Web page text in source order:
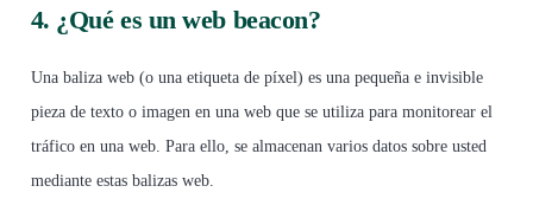
4. ¿Qué es un web beacon?
Una baliza web (o una etiqueta de píxel) es una pequeña e invisible
pieza de texto o imagen en una web que se utiliza para monitorear el
tráfico en una web. Para ello, se almacenan varios datos sobre usted
mediante estas balizas web.